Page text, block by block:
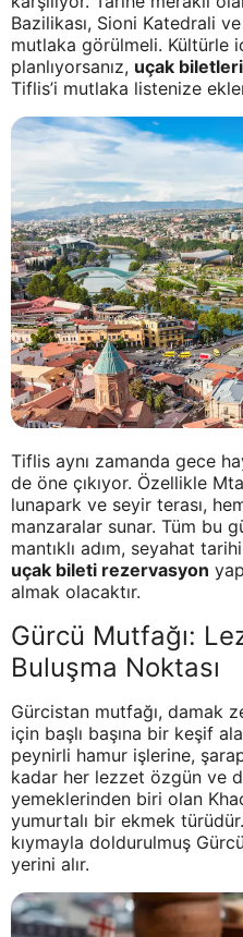
Bazilikası, Sioni Katedrali
mutlaka görülmeli. Kültürle
planlıyorsanız, uçak biletleri
Tiflis’i mutlaka listenize
Tiflis aynı zamanda gece
de öne çıkıyor. Özellikle
lunapark ve seyir terası,
manzaralar sunar. Tüm bu
mantıklı adım, seyahat
uçak bileti rezervasyon
almak olacaktır.
Gürcü Mutfağı:
Buluşma Noktası
Gürcistan mutfağı, damak
için başlı başına bir keşif
peynirli hamur işlerine,
kadar her lezzet özgün ve
yemeklerinden biri olan
yumurtalı bir ekmek
kıymayla doldurulmuş
yerini alır.